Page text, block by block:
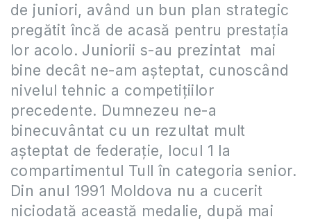
de juniori, având un bun plan strategic
pregătit încă de acasă pentru prestația
lor acolo. Juniorii s-au prezintat mai
bine decât ne-am așteptat, cunoscând
nivelul tehnic a competițiilor
precedente. Dumnezeu ne-a
binecuvântat cu un rezultat mult
așteptat de federație, locul 1 la
compartimentul Tull în categoria senior.
Din anul 1991 Moldova nu a cucerit
niciodată această medalie, după mai